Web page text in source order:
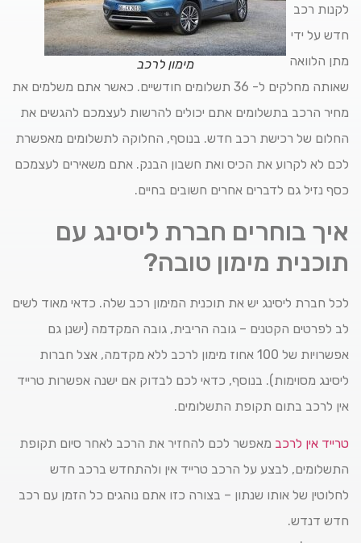
מימון לרכב
לקנות רכב
חדש על ידי
מתן הלוואה
שאותה מחלקים ל- 36 תשלומים חודשיים. כאשר אתם משלמים את
מחיר הרכב בתשלומים אתם יכולים להרשות לעצמכם להגשים את
החלום של רכישת רכב חדש. בנוסף, החלוקה לתשלומים מאפשרת
לכם לא לקרוע את הכיס ואת חשבון הבנק. אתם משאירים לעצמכם
כסף נזיל גם לדברים אחרים חשובים בחיים.
איך בוחרים חברת ליסינג עם
תוכנית מימון טובה?
לכל חברת ליסינג יש את תוכנית המימון רכב שלה. כדאי מאוד לשים
לב לפרטים הקטנים – גובה הריבית, גובה המקדמה (ישנן גם
אפשרויות של 100 אחוז מימון לרכב ללא מקדמה, אצל חברות
ליסינג מסוימות). בנוסף, כדאי לכם לבדוק אם ישנה אפשרות טרייד
אין לרכב בתום תקופת התשלומים.
טרייד אין לרכב מאפשר לכם להחזיר את הרכב לאחר סיום תקופת
התשלומים, לבצע על הרכב טרייד אין ולהתחדש ברכב חדש
לחלוטין של אותו שנתון – בצורה כזו אתם נוהגים כל הזמן עם רכב
חדש דנדש.